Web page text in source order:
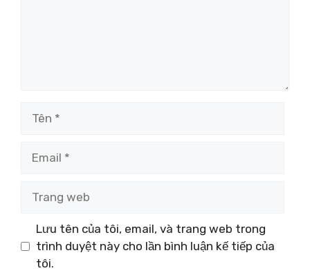
web
Lưu tên của tôi, email, và trang web trong
trình duyệt này cho lần bình luận kế tiếp của
tôi.